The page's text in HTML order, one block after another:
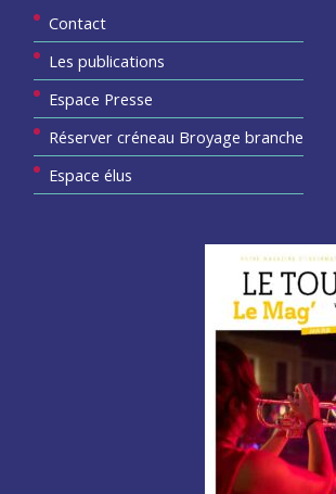
Contact
Les publications
Espace Presse
Réserver créneau Broyage branche
Espace élus